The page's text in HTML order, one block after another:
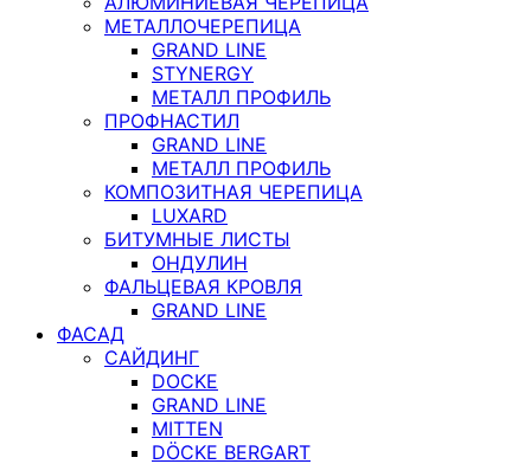
МЕТАЛЛОЧЕРЕПИЦА
GRAND LINE
STYNERGY
МЕТАЛЛ ПРОФИЛЬ
ПРОФНАСТИЛ
GRAND LINE
МЕТАЛЛ ПРОФИЛЬ
КОМПОЗИТНАЯ ЧЕРЕПИЦА
LUXARD
БИТУМНЫЕ ЛИСТЫ
ОНДУЛИН
ФАЛЬЦЕВАЯ КРОВЛЯ
GRAND LINE
ФАСАД
САЙДИНГ
DOCKE
GRAND LINE
MITTEN
DÖCKE BERGART